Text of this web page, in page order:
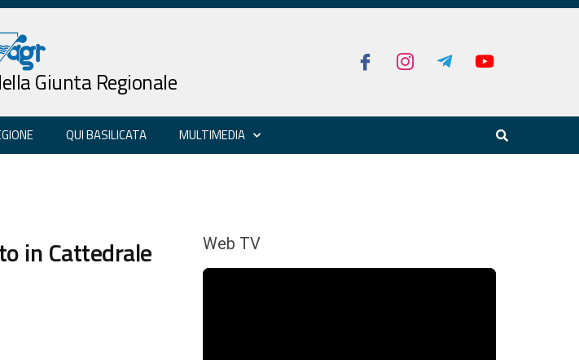
Giunta Regionale
QUI BASILICATA MULTIMEDIA
in Cattedrale
Web TV